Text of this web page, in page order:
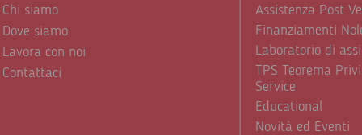
Chi siamo
Dove siamo
Lavora con noi
Contattaci
Assistenza Post
Finanziamenti
Laboratorio di
TPS Teorema
Service
Educational
Novità ed Eventi